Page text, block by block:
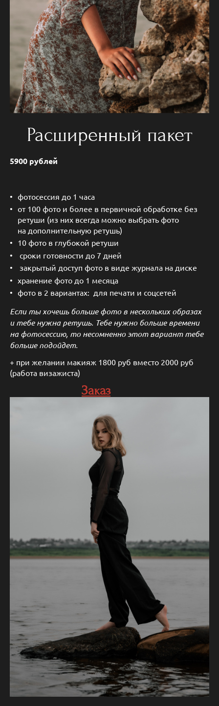
Расширенный пакет
5900 рублей
фотосессия до 1 часа
от 100 фото и более в первичной обработке без
ретуши (из них всегда можно выбрать фото
на дополнительную ретушь)
10 фото в глубокой ретуши
сроки готовности до 7 дней
закрытый доступ фото в виде журнала на диске
хранение фото до 1 месяца
фото в 2 вариантах: для печати и соцсетей
Если ты хочешь больше фото в нескольких образах
и тебе нужна ретушь. Тебе нужно больше времени
на фотосессию, то несомненно этот вариант тебе
больше подойдет.
+ при желании макияж 1800 руб вместо 2000 руб
(работа визажиста)
Заказ